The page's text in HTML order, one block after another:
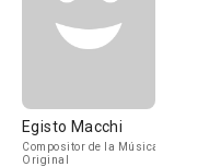
Egisto Macchi
Compositor de la Música
Original